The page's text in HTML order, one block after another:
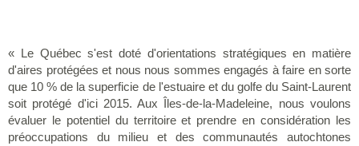
« Le Québec s'est doté d'orientations stratégiques en matière
d'aires protégées et nous nous sommes engagés à faire en sorte
que 10 % de la superficie de l'estuaire et du golfe du Saint-Laurent
soit protégé d'ici 2015. Aux Îles-de-la-Madeleine, nous voulons
évaluer le potentiel du territoire et prendre en considération les
préoccupations du milieu et des communautés autochtones